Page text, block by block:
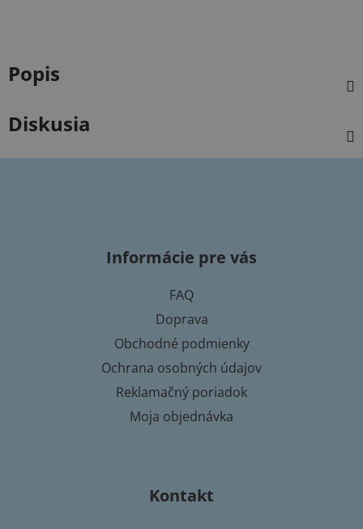
Popis
Diskusia
Informácie pre vás
FAQ
Doprava
Obchodné podmienky
Ochrana osobných údajov
Reklamačný poriadok
Moja objednávka
Kontakt